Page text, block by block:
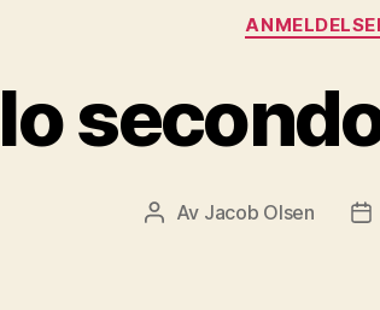
Innleggsforfatter
Av Jacob Olsen